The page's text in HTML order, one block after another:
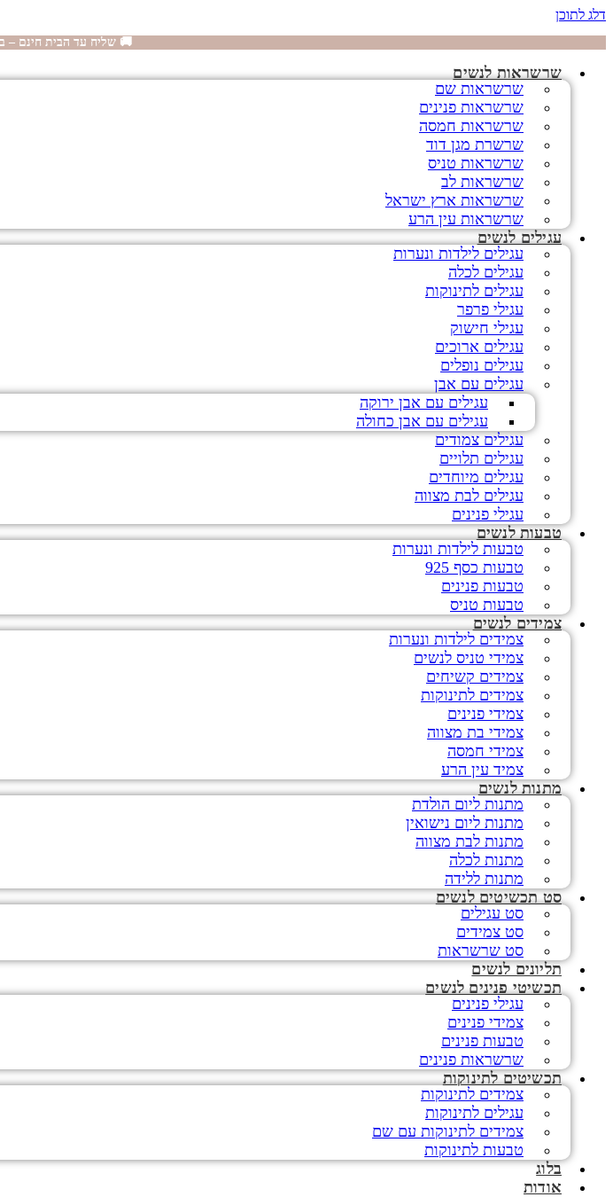
דלג לתוכן
🚚 שליח עד הבית חינם –
שרשראות לנשים
שרשראות שם
שרשראות פנינים
שרשראות חמסה
שרשרת מגן דוד
שרשראות טניס
שרשראות לב
שרשראות ארץ ישראל
שרשראות עין הרע
עגילים לנשים
עגילים לילדות ונערות
עגילים לכלה
עגילים לתינוקות
עגילי פרפר
עגילי חישוק
עגילים ארוכים
עגילים נופלים
עגילים עם אבן
עגילים עם אבן ירוקה
עגילים עם אבן כחולה
עגילים צמודים
עגילים תלויים
עגילים מיוחדים
עגילים לבת מצווה
עגילי פנינים
טבעות לנשים
טבעות לילדות ונערות
טבעות כסף 925
טבעות פנינים
טבעות טניס
צמידים לנשים
צמידים לילדות ונערות
צמידי טניס לנשים
צמידים קשיחים
צמידים לתינוקות
צמידי פנינים
צמידי בת מצווה
צמידי חמסה
צמיד עין הרע
מתנות לנשים
מתנות ליום הולדת
מתנות ליום נישואין
מתנות לבת מצווה
מתנות לכלה
מתנות ללידה
סט תכשיטים לנשים
סט עגילים
סט צמידים
סט שרשראות
תליונים לנשים
תכשיטי פנינים לנשים
עגילי פנינים
צמידי פנינים
טבעות פנינים
שרשראות פנינים
תכשיטים לתינוקות
צמידים לתינוקות
עגילים לתינוקות
צמידים לתינוקות עם שם
טבעות לתינוקות
בלוג
אודות